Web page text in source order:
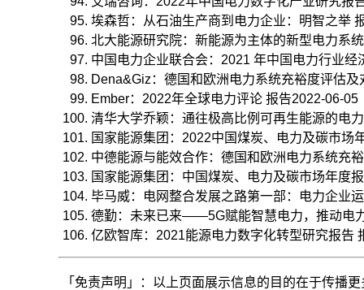
埃森哲：从石油生产商到电力企业：明智之举
北大能源研究院：新能源为主体的新型电力系
中国电力企业联合会：2021 年中国电力行业经
Dena&Giz：德国和欧洲电力系统充裕度评估
Ember：2022年全球电力评论 报告2022-06-05
清华大学乔颖：通往极高比例可再生能源的电
国家能源集团：2022中国煤炭、电力及碳市场
中德能源与能效合作：德国和欧洲电力系统充
国家能源集团：中国煤炭、电力及碳市场年度
毕马威：电网整合发展之路第一部：电力企业
德勤：未来已来——5G赋能智慧电力，推动电
亿欧智库：2021能源电力数字化转型研究报告
「免责声明」：以上页面展示信息的目的在于传播